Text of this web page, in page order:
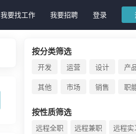
我要找工作 我要招聘 登录
按分类筛选
开发 运营 设计
产
其他
市场 销售 职
按性质筛选
远程全职 远程兼职 远程实